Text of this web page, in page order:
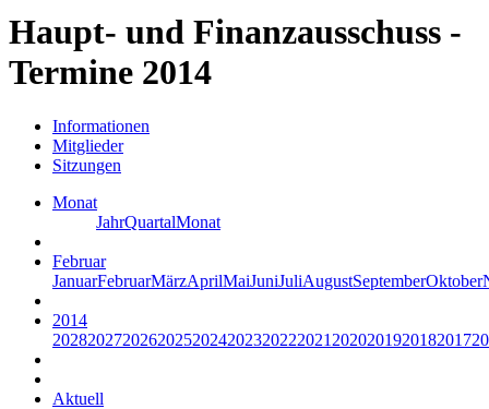
Haupt- und Finanzausschuss -
Termine 2014
Informationen
Mitglieder
Sitzungen
Monat
JahrQuartalMonat
Februar
JanuarFebruarMärzAprilMaiJuniJuliAugustSeptemberOktober
2014
20282027202620252024202320222021 2020201920182017
Aktuell